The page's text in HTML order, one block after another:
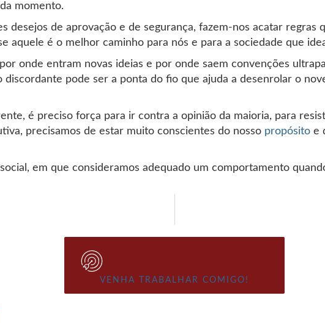
momento.
desejos de aprovação e de segurança, fazem-nos acatar regras
aquele é o melhor caminho para nós e para a sociedade que
onde entram novas ideias e por onde saem convenções
pode ser a ponta do fio que ajuda a desenrolar o
é preciso força para ir contra a opinião da maioria, para
precisamos de estar muito conscientes do nosso propósito e
em que consideramos adequado um comportamento
VENHA TRABALHAR COMIGO!